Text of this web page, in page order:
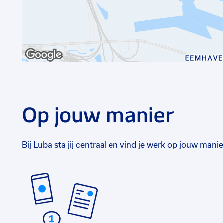
Op jouw manier
Bij Luba sta jij centraal en vind je werk op jouw